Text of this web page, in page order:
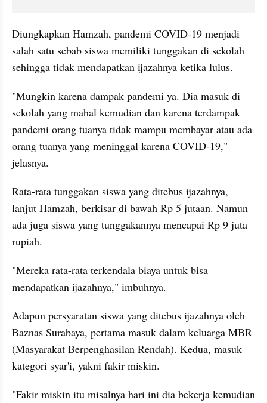
Diungkapkan Hamzah, pandemi COVID-19 menjadi
salah satu sebab siswa memiliki tunggakan di sekolah
sehingga tidak mendapatkan ijazahnya ketika lulus.
"Mungkin karena dampak pandemi ya. Dia masuk di
sekolah yang mahal kemudian dan karena terdampak
pandemi orang tuanya tidak mampu membayar atau ada
orang tuanya yang meninggal karena COVID-19,"
jelasnya.
Rata-rata tunggakan siswa yang ditebus ijazahnya,
lanjut Hamzah, berkisar di bawah Rp 5 jutaan. Namun
ada juga siswa yang tunggakannya mencapai Rp 9 juta
rupiah.
"Mereka rata-rata terkendala biaya untuk bisa
mendapatkan ijazahnya," imbuhnya.
Adapun persyaratan siswa yang ditebus ijazahnya oleh
Baznas Surabaya, pertama masuk dalam keluarga MBR
(Masyarakat Berpenghasilan Rendah). Kedua, masuk
kategori syar'i, yakni fakir miskin.
"Fakir miskin itu misalnya hari ini dia bekerja kemudian